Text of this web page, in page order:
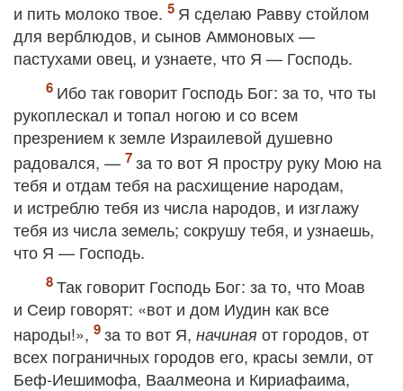
и пить молоко твое.
Я сделаю Равву стойлом
для верблюдов, и сынов Аммоновых —
пастухами овец, и узнаете, что Я — Господь.
Ибо так говорит Господь Бог: за то, что ты
рукоплескал и топал ногою и со всем
презрением к земле Израилевой душевно
радовался, —
за то вот Я простру руку Мою на
тебя и отдам тебя на расхищение народам,
и истреблю тебя из числа народов, и изглажу
тебя из числа земель; сокрушу тебя, и узнаешь,
что Я — Господь.
Так говорит Господь Бог: за то, что Моав
и Сеир говорят: «вот и дом Иудин как все
народы!»,
за то вот Я, начиная от городов, от
всех пограничных городов его, красы земли, от
Беф‐Иешимофа, Ваалмеона и Кириафаима,